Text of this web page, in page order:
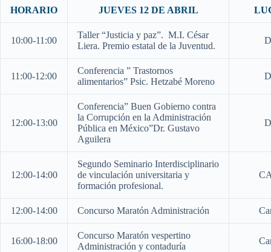
HORARIO JUEVES 12 DE ABRIL
10:00-11:00
Taller “Justicia y paz”. M.I. César
Liera. Premio estatal de la Juventud.
11:00-12:00
Conferencia ” Trastornos
alimentarios” Psic. Hetzabé Moreno
12:00-13:00
Conferencia” Buen Gobierno contra
la Corrupción en la Administración
Pública en México”Dr. Gustavo
Aguilera
12:00-14:00
Segundo Seminario Interdisciplinario
de vinculación universitaria y
formación profesional.
12:00-14:00 Concurso Maratón Administración
16:00-18:00
Concurso Maratón vespertino
Administración y contaduría